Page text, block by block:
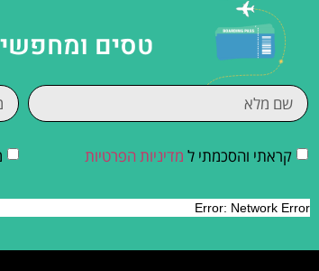
טסים
קראתי והסכמתי ל מדיניות הפרטיות